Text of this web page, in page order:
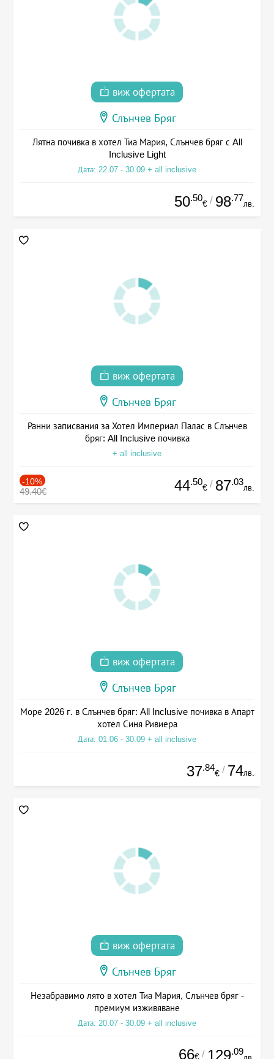
виж офертата
Слънчев Бряг
Лятна почивка в хотел Тиа Мария, Слънчев бряг с All
Inclusive Light
Дата: 22.07 - 30.09 + all inclusive
50.50
€ / 98.77
лв.
виж офертата
Слънчев Бряг
Ранни записвания за Хотел Империал Палас в Слънчев
бряг: All Inclusive почивка
+ all inclusive
-10%
49.40€ 44.50
€ / 87.03
лв.
виж офертата
Слънчев Бряг
Море 2026 г. в Слънчев бряг: All Inclusive почивка в Апарт
хотел Синя Ривиера
Дата: 01.06 - 30.09 + all inclusive
37.84
€ / 74лв.
виж офертата
Слънчев Бряг
Незабравимо лято в хотел Тиа Мария, Слънчев бряг -
премиум изживяване
Дата: 20.07 - 30.09 + all inclusive
66€ / 129.09